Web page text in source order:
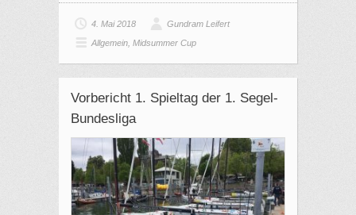
4. Mai 2018
Gundram Leifert
Allgemein Midsummer Cup
Vorbericht 1. Spieltag der 1. Segel-
Bundesliga